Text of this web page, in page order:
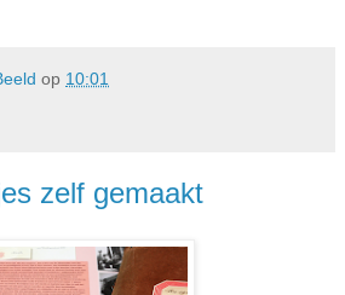
op 10:01
zelf gemaakt